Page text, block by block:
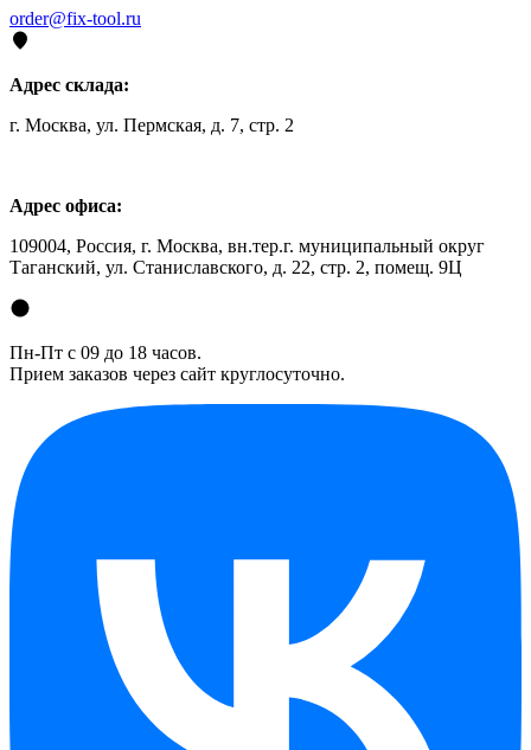
order@fix-tool.ru
Адрес склада:
г. Москва, ул. Пермская, д. 7, стр. 2
Адрес офиса:
109004, Россия, г. Москва, вн.тер.г. муниципальный округ
Таганский, ул. Станиславского, д. 22, стр. 2, помещ. 9Ц
Пн-Пт с 09 до 18 часов.
Прием заказов через сайт круглосуточно.